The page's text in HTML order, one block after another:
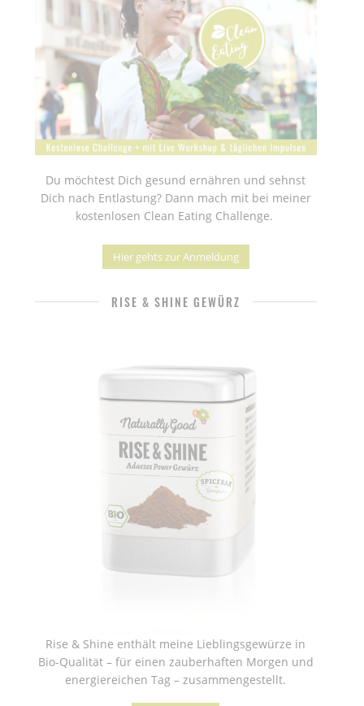
Du möchtest Dich gesund ernähren und sehnst
Dich nach Entlastung? Dann mach mit bei meiner
kostenlosen Clean Eating Challenge.
Hier gehts zur Anmeldung
RISE & SHINE GEWÜRZ
Rise & Shine enthält meine Lieblingsgewürze in
Bio-Qualität – für einen zauberhaften Morgen und
energiereichen Tag – zusammengestellt.